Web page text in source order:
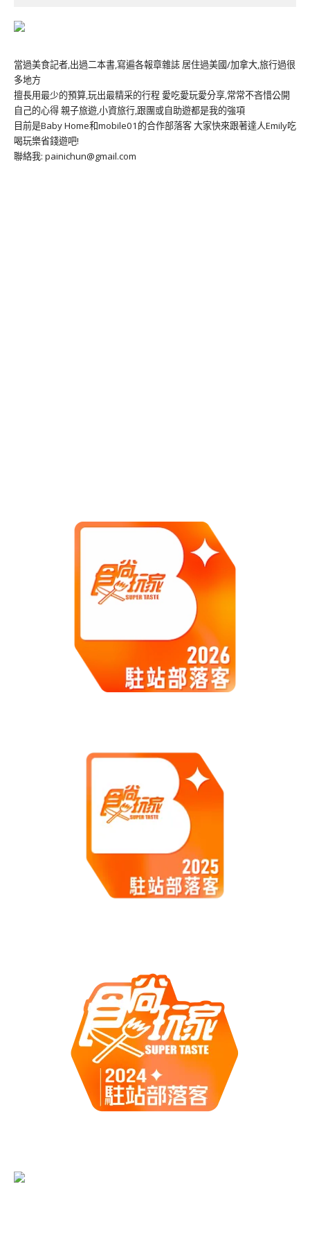
當過美食記者,出過二本書,寫遍各報章雜誌 居住過美國/加拿大,旅行過很
多地方
擅長用最少的預算,玩出最精采的行程 愛吃愛玩愛分享,常常不吝惜公開
自己的心得 親子旅遊,小資旅行,跟團或自助遊都是我的強項
目前是Baby Home和mobile01的合作部落客 大家快來跟著達人Emily吃
喝玩樂省錢遊吧!
聯絡我: painichun@gmail.com